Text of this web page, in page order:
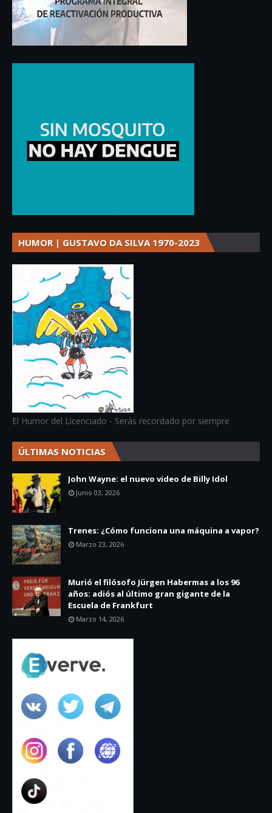
HUMOR | GUSTAVO DA SILVA 1970-2023
El Humor del Licenciado - Serás recordado por siempre
ÚLTIMAS NOTICIAS
John Wayne: el nuevo video de Billy Idol
Junio 03, 2026
Trenes: ¿Cómo funciona una máquina a vapor?
Marzo 23, 2026
Murió el filósofo Jürgen Habermas a los 96
años: adiós al último gran gigante de la
Escuela de Frankfurt
Marzo 14, 2026